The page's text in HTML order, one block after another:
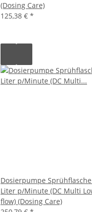
(Dosing Care)
125,38 € *
Dosierpumpe
Liter p/Minute (DC Multi
flow) (Dosing Care)